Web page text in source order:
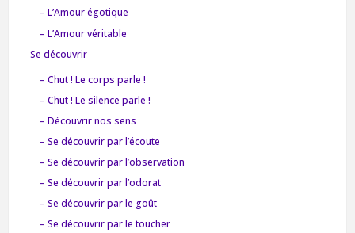
– L’Amour égotique
– L’Amour véritable
Se découvrir
– Chut ! Le corps parle !
– Chut ! Le silence parle !
– Découvrir nos sens
– Se découvrir par l’écoute
– Se découvrir par l’observation
– Se découvrir par l’odorat
– Se découvrir par le goût
– Se découvrir par le toucher